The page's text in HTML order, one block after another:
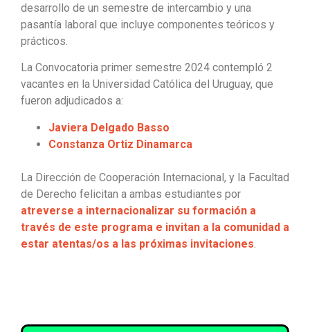
desarrollo de un semestre de intercambio y una
pasantía laboral que incluye componentes teóricos y
prácticos.
La Convocatoria primer semestre 2024 contempló 2
vacantes en la Universidad Católica del Uruguay, que
fueron adjudicados a:
Javiera Delgado Basso
Constanza Ortiz Dinamarca
La Dirección de Cooperación Internacional, y la Facultad
de Derecho felicitan a ambas estudiantes por
atreverse a internacionalizar su formación a
través de este programa e invitan a la comunidad a
estar atentas/os a las próximas invitaciones